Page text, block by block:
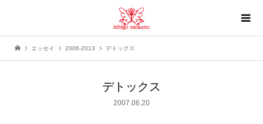
エッセイ 2006-2013 デトックス
デトックス
2007.06.20